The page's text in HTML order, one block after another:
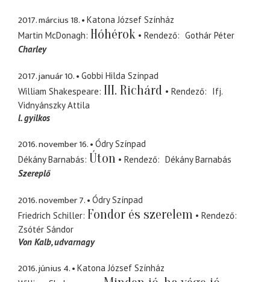
2017. március 18.
Katona József Színház
Martin McDonagh Hóhérok Rendező
Gothár Péter
Charley
2017. január 10.
Gobbi Hilda Színpad
William Shakespeare III. Richárd Rendező
Ifj.
Vidnyánszky Attila
l. gyilkos
2016. november 16.
Ódry Színpad
Dékány Barnabás Úton Rendező
Dékány Barnabás
Szereplő
2016. november 7.
Ódry Színpad
Friedrich Schiller Fondor és szerelem
Rendező
Zsótér Sándor
Von Kalb udvarnagy
2016. június 4.
Katona József Színház